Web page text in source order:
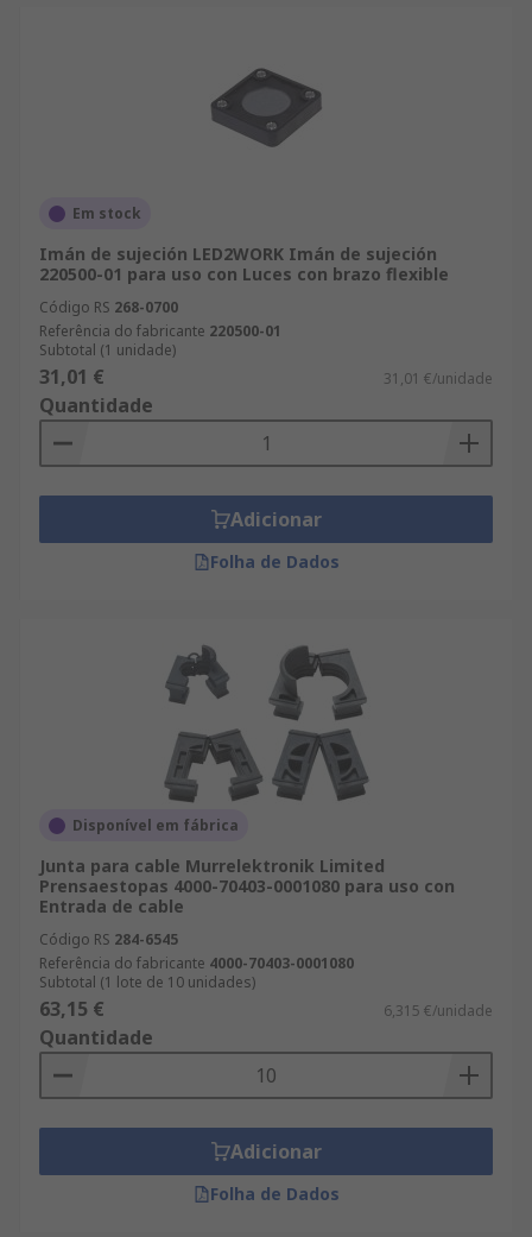
Em stock
Imán de sujeción LED2WORK Imán de sujeción
220500-01 para uso con Luces con brazo flexible
Código RS 268-0700
Referência do fabricante 220500-01
Subtotal (1 unidade)
31,01 € 31,01 €/unidade
Quantidade
Adicionar
Folha de Dados
Disponível em fábrica
Junta para cable Murrelektronik Limited
Prensaestopas 4000-70403-0001080 para uso con
Entrada de cable
Código RS 284-6545
Referência do fabricante 4000-70403-0001080
Subtotal (1 lote de 10 unidades)
63,15 € 6,315 €/unidade
Quantidade
Adicionar
Folha de Dados